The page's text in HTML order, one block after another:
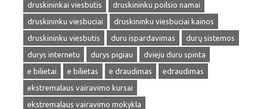
druskininkai viesbutis
druskininku poilsio namai
druskininku viesbuciai
druskininku viesbuciai kainos
druskininku viesbutis
duru ispardavimas
durų sistemos
durys internetu
durys pigiau
dvieju duru spinta
e bilietai
e bilietas e draudimas
edraudimas
ekstremalaus vairavimo kursai
ekstremalaus vairavimo mokykla